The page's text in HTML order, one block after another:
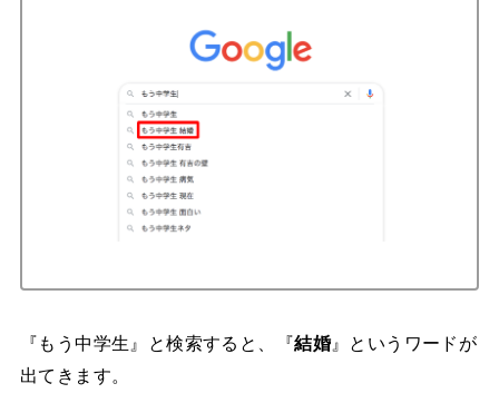
『もう中学生』と検索すると、『結婚』というワードが
出てきます。